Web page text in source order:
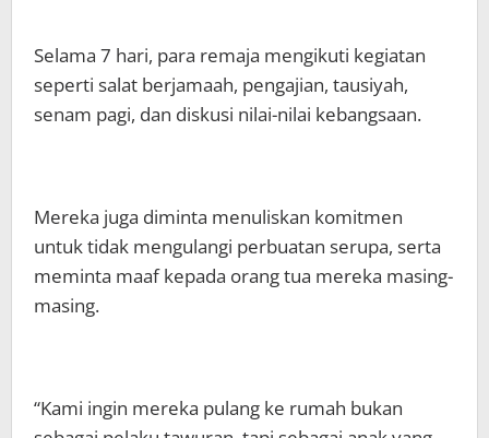
Selama 7 hari, para remaja mengikuti kegiatan
seperti salat berjamaah, pengajian, tausiyah,
senam pagi, dan diskusi nilai-nilai kebangsaan.
Mereka juga diminta menuliskan komitmen
untuk tidak mengulangi perbuatan serupa, serta
meminta maaf kepada orang tua mereka masing-
masing.
“Kami ingin mereka pulang ke rumah bukan